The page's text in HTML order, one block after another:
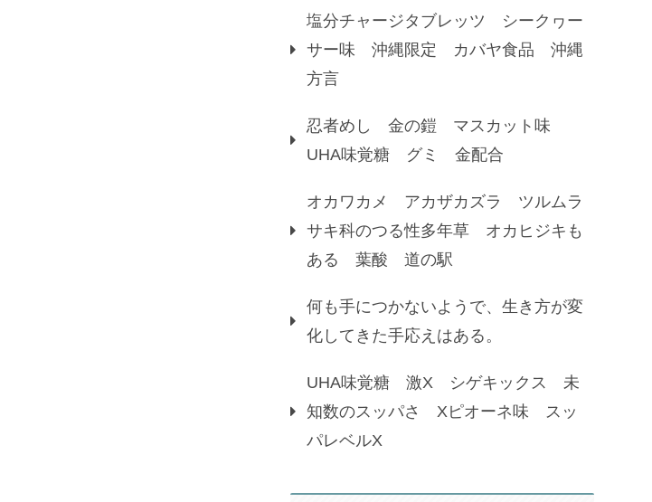
塩分チャージタブレッツ シークヮー
サー味 沖縄限定 カバヤ食品 沖縄
方言
忍者めし 金の鎧 マスカット味
UHA味覚糖 グミ 金配合
オカワカメ アカザカズラ ツルムラ
サキ科のつる性多年草 オカヒジキも
ある 葉酸 道の駅
何も手につかないようで、生き方が変
化してきた手応えはある。
UHA味覚糖 激X シゲキックス 未
知数のスッパさ Xピオーネ味 スッ
パレベルX